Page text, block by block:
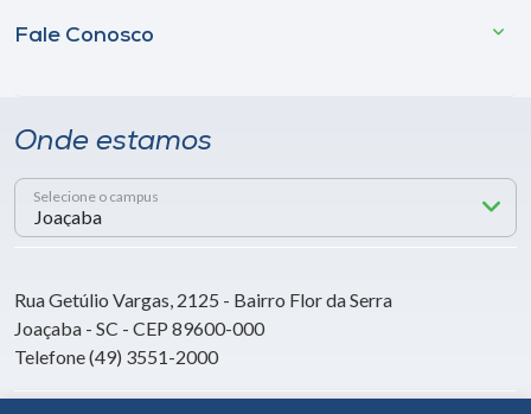
Fale Conosco
Onde estamos
Selecione o campus
Rua Getúlio Vargas, 2125 - Bairro Flor da Serra
Joaçaba - SC - CEP 89600-000
Telefone (49) 3551-2000